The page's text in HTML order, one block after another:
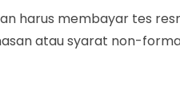
harus membayar tes
atau syarat non-